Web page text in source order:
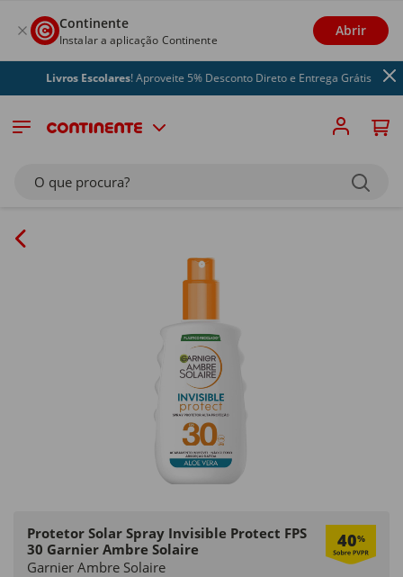
Continente
Instalar a aplicação Continente
Abrir
Livros Escolares! Aproveite 5% Desconto Direto e Entrega Grátis
O que procura?
Protetor Solar Spray Invisible Protect FPS
30 Garnier Ambre Solaire
40%
Garnier Ambre Solaire